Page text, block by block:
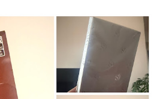
uso a noite). Informação do
SOLUÇÃO (eritromicina) é um
produzido por uma cepa de
É básico e forma rapidamente sais
e Apresentação ILOSONE